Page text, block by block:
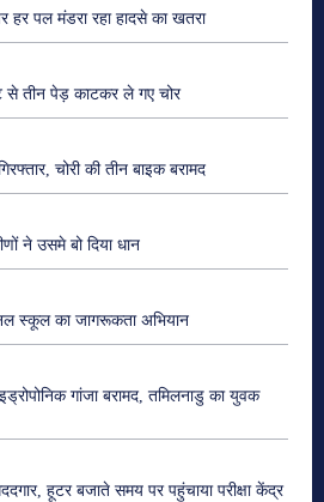
हर पल मंडरा रहा हादसे का खतरा
से तीन पेड़ काटकर ले गए चोर
चोरी की तीन बाइक बरामद
ने उसमे बो दिया धान
स्कूल का जागरूकता अभियान
गांजा बरामद, तमिलनाडु का युवक
हूटर बजाते समय पर पहुंचाया परीक्षा केंद्र